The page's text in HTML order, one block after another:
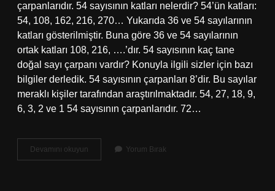
çarpanlarıdır. 54 sayısının katları nelerdir? 54’ün katları:
54, 108, 162, 216, 270… Yukarıda 36 ve 54 sayılarının
katları gösterilmiştir. Buna göre 36 ve 54 sayılarının
ortak katları 108, 216, ….’dır. 54 sayısının kaç tane
doğal sayı çarpanı vardır? Konuyla ilgili sizler için bazı
bilgiler derledik. 54 sayısının çarpanları 8’dir. Bu sayılar
meraklı kişiler tarafından araştırılmaktadır. 54, 27, 18, 9,
6, 3, 2 ve 1 54 sayısının çarpanlarıdır. 72…
Devamını okuyun
Sayısının
Yorum Bırak